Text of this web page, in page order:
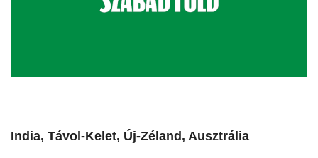
India, Távol-Kelet, Új-Zéland, Ausztrália